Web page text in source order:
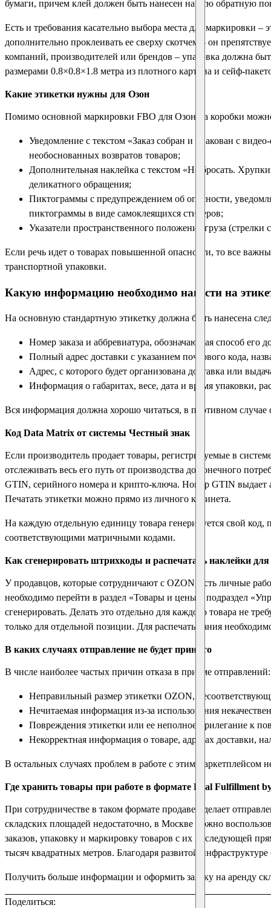
бумаги, причем клей должен быть нанесен на всю обратную
Есть и требования касательно выбора места для маркировки
дополнительно проклеивать ее сверху скотчем – он
компаний, производителей или брендов – упаковка должна
размерами 0.8×0.8×1.8 метра из плотного картона и сейф-
Какие этикетки нужны для Озон
Помимо основной маркировки FBO для Озон на коробки
Уведомление с текстом «Заказ собран и упакован с
необоснованных возвратов товаров;
Дополнительная наклейка с текстом «Не бросать.
деликатного обращения;
Пиктограммы с предупреждением об опасности,
пиктограммы в виде самоклеящихся стикеров;
Указатели пространственного положения груза
Если речь идет о товарах повышенной опасности, то все
транспортной упаковки.
Какую информацию необходимо нанести на
На основную стандартную этикетку должна быть нанесена
Номер заказа и аббревиатура, обозначающая способ его
Полный адрес доставки с указанием почтового кода,
Адрес, с которого будет организована доставка или
Информация о габаритах, весе, дата и время упаковки,
Вся информация должна хорошо читаться, в противном случае
Код Data Matrix от системы Честный знак
Если производитель продает товары, регистрируемые в
отслеживать весь его путь от производства до конечного
GTIN, серийного номера и крипто-ключа. Номер GTIN выдает
Печатать этикетки можно прямо из личного кабинета.
На каждую отдельную единицу товара генерируется свой код,
соответствующими матричными кодами.
Как сгенерировать штрихкоды и распечатать наклейки
У продавцов, которые сотрудничают с OZON, есть личные
необходимо перейти в раздел «Товары и цены», подраздел
сгенерировать. Делать это отдельно для каждого товара не
только для отдельной позиции. Для распечатывания
В каких случаях отправление не будет принято
В числе наиболее частых причин отказа в приеме отправлений:
Неправильный размер этикетки OZON,
Нечитаемая информация из-за использования
Повреждения этикетки или ее неполное прилегание к
Некорректная информация о товаре, адресах доставки,
В остальных случаях проблем в работе с этим маркетплейсом
Где хранить товары при работе в формате Real Fulfillment
При сотрудничестве в таком формате продавец делает
складских площадей недостаточно, в Москве можно
заказов, упаковку и маркировку товаров с их последующей
тысяч квадратных метров. Благодаря развитой
Получить больше информации и оформить заявку на аренду
Поделиться: